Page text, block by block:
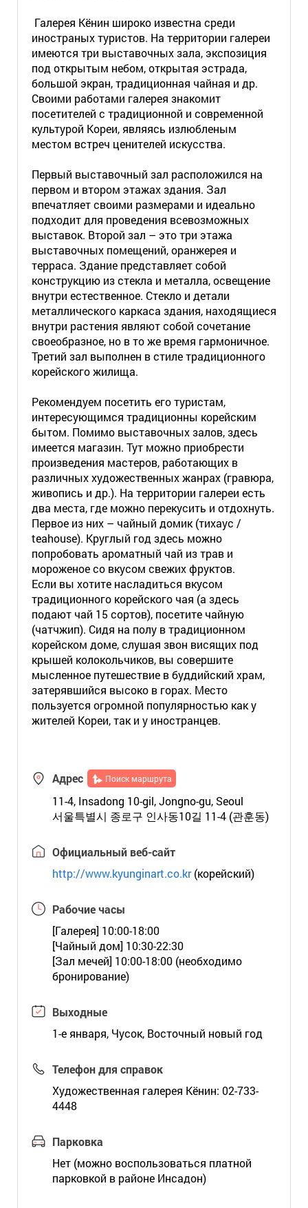
Галерея Кёнин широко известна среди
иностраных туристов. На территории галереи
имеются три выставочных зала, экспозиция
под открытым небом, открытая эстрада,
большой экран, традиционная чайная и др.
Своими работами галерея знакомит
посетителей с традиционной и современной
культурой Кореи, являясь излюбленым
местом встреч ценителей искусства.
Первый выставочный зал расположился на
первом и втором этажах здания. Зал
впечатляет своими размерами и идеально
подходит для проведения всевозможных
выставок. Второй зал – это три этажа
выставочных помещений, оранжерея и
терраса. Здание представляет собой
конструкцию из стекла и металла, освещение
внутри естественное. Стекло и детали
металлического каркаса здания, находящиеся
внутри растения являют собой сочетание
своеобразное, но в то же время гармоничное.
Третий зал выполнен в стиле традиционного
корейского жилища.
Рекомендуем посетить его туристам,
интересующимся традиционны корейским
бытом. Помимо выставочных залов, здесь
имеется магазин. Тут можно приобрести
произведения мастеров, работающих в
различных художественных жанрах (гравюра,
живопись и др.). На территории галереи есть
два места, где можно перекусить и отдохнуть.
Первое из них – чайный домик (тихаус /
teahouse). Круглый год здесь можно
попробовать ароматный чай из трав и
мороженое со вкусом свежих фруктов.
Если вы хотите насладиться вкусом
традиционного корейского чая (а здесь
подают чай 15 сортов), посетите чайную
(чатчжип). Сидя на полу в традиционном
корейском доме, слушая звон висящих под
крышей колокольчиков, вы совершите
мысленное путешествие в буддийский храм,
затерявшийся высоко в горах. Место
пользуется огромной популярностью как у
жителей Кореи, так и у иностранцев.
Адрес Поиск маршрута
11-4, Insadong 10-gil, Jongno-gu, Seoul
서울특별시 종로구 인사동10길 11-4 (관훈동)
Официальный веб-сайт
http://www.kyunginart.co.kr(корейский)
Рабочие часы
[Галерея] 10:00-18:00
[Чайный дом] 10:30-22:30
[Зал мечей] 10:00-18:00 (необходимо
бронирование)
Выходные
1-е января, Чусок, Восточный новый год
Телефон для справок
Художественная галерея Кёнин: 02-733-
4448
Парковка
Нет (можно воспользоваться платной
парковкой в районе Инсадон)